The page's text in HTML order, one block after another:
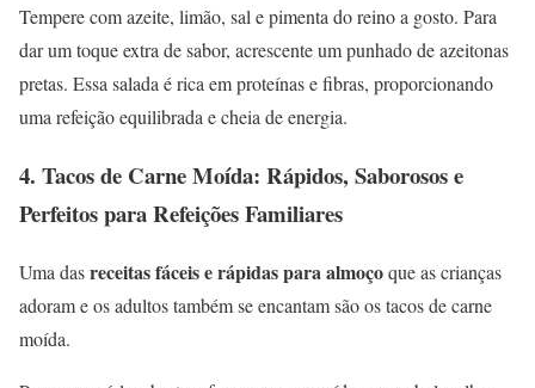
Tempere com azeite, limão, sal e pimenta do reino a gosto. Para
dar um toque extra de sabor, acrescente um punhado de azeitonas
pretas. Essa salada é rica em proteínas e fibras, proporcionando
uma refeição equilibrada e cheia de energia.
4. Tacos de Carne Moída: Rápidos, Saborosos e
Perfeitos para Refeições Familiares
Uma dasreceitas fáceis e rápidas para almoçoque as crianças
adoram e os adultos também se encantam são os tacos de carne
moída.